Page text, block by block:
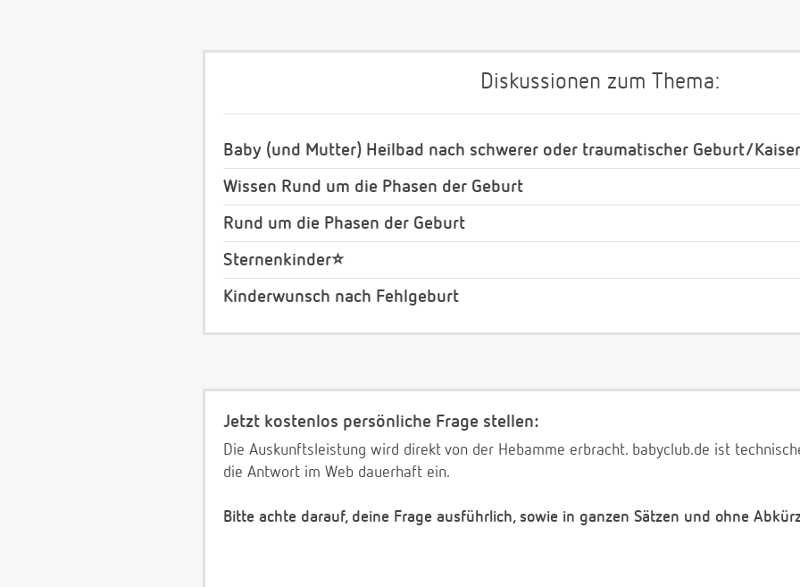
Diskussionen zum Thema:
Baby (und Mutter) Heilbad nach schwerer oder traumatischer Geburt/
Wissen Rund um die Phasen der Geburt
Rund um die Phasen der Geburt
Sternenkinder⭐️
Kinderwunsch nach Fehlgeburt
Jetzt kostenlos persönliche Frage stellen:
Die Auskunftsleistung wird direkt von der Hebamme erbracht. babyclub.de ist
die Antwort im Web dauerhaft ein.
Bitte achte darauf, deine Frage ausführlich, sowie in ganzen Sätzen und ohne